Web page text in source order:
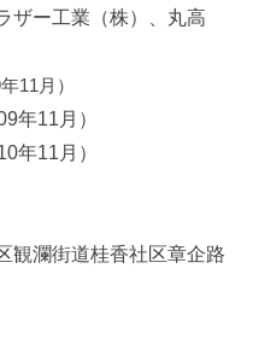
ザー工業（株）、丸高
11月）
年11 月）
年11 月）
観瀾街道桂香社区章企路